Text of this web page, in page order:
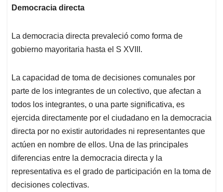
Democracia directa
La democracia directa prevaleció como forma de
gobierno mayoritaria hasta el S XVIII.
La capacidad de toma de decisiones comunales por
parte de los integrantes de un colectivo, que afectan a
todos los integrantes, o una parte significativa, es
ejercida directamente por el ciudadano en la democracia
directa por no existir autoridades ni representantes que
actúen en nombre de ellos. Una de las principales
diferencias entre la democracia directa y la
representativa es el grado de participación en la toma de
decisiones colectivas.